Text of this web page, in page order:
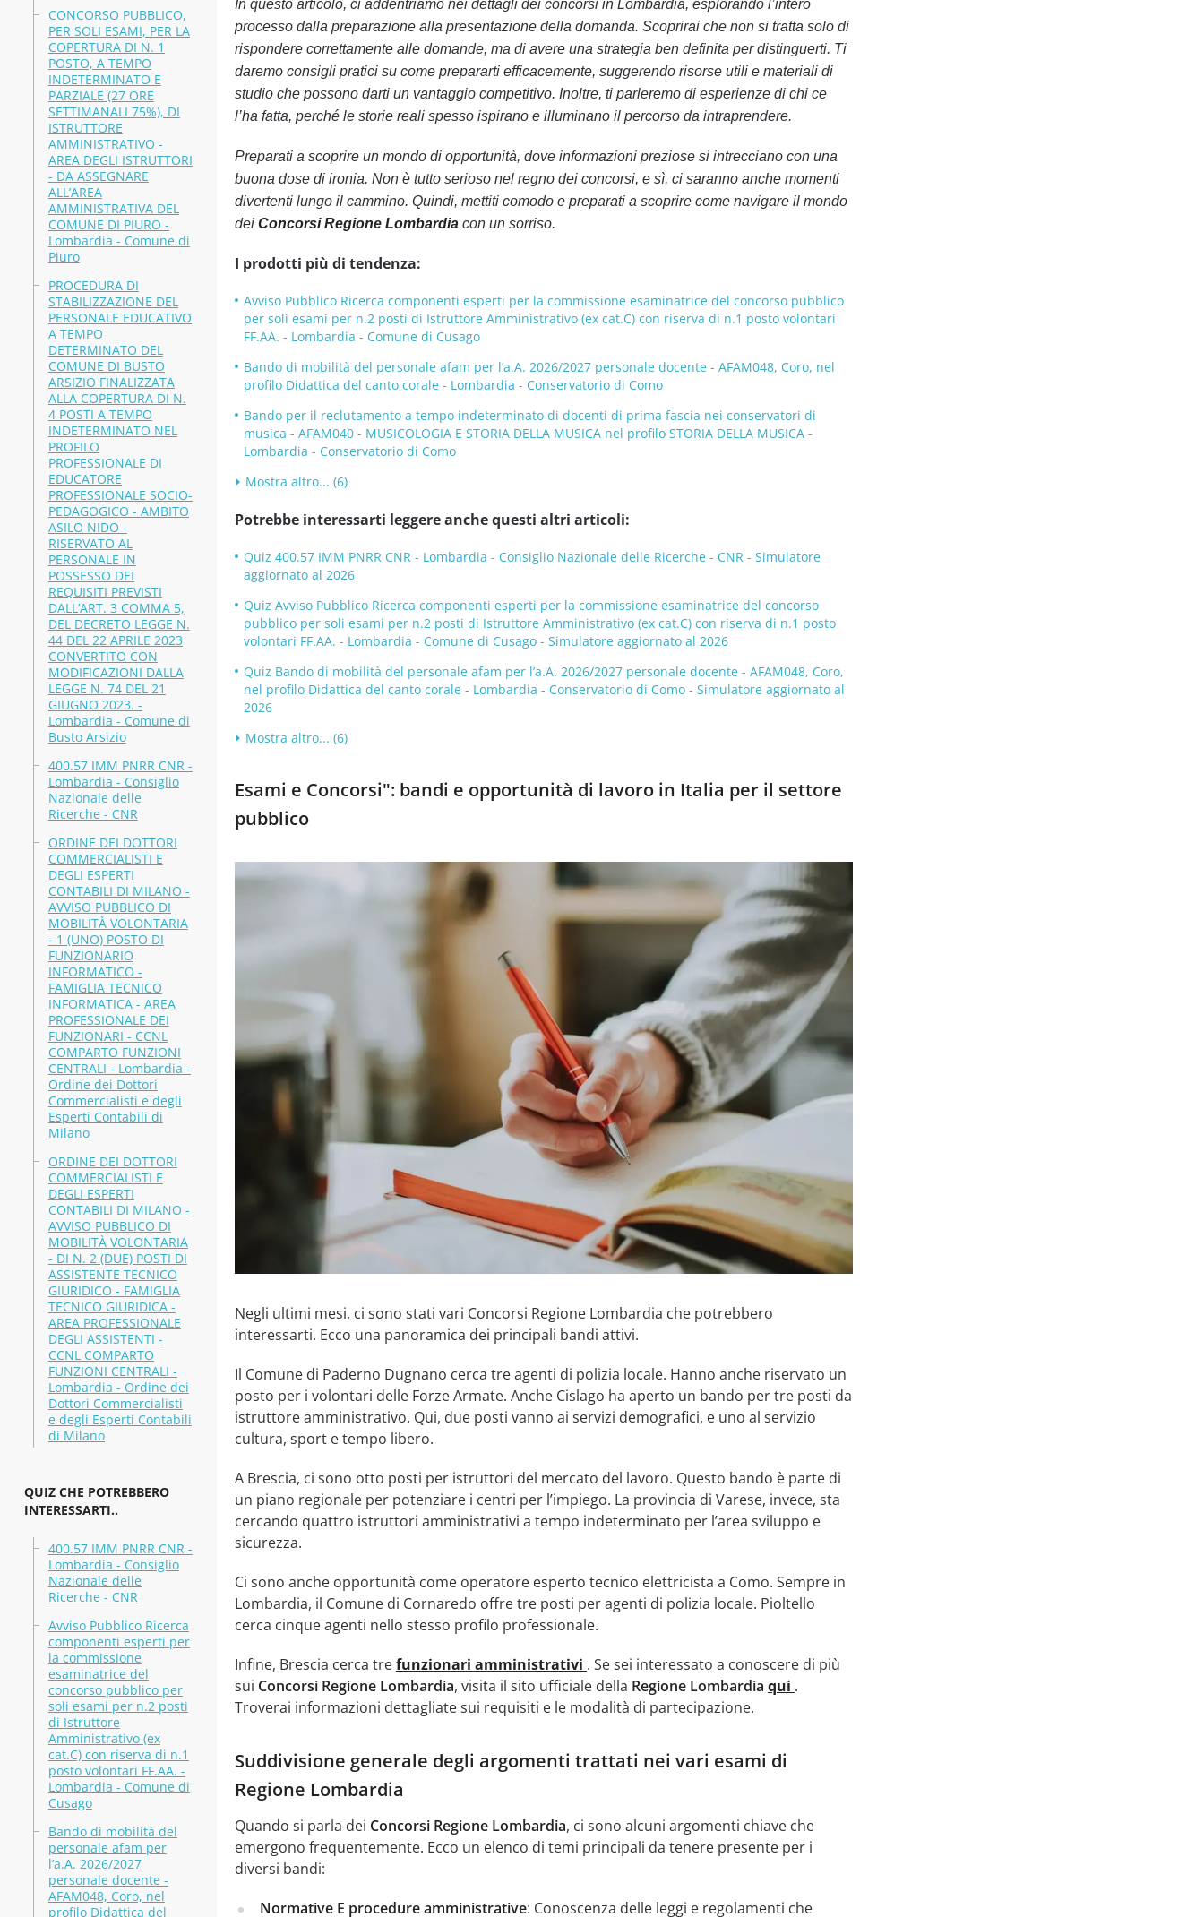
CONCORSO PUBBLICO,
PER SOLI ESAMI, PER LA
COPERTURA DI N. 1
POSTO, A TEMPO
INDETERMINATO E
PARZIALE (27 ORE
SETTIMANALI 75%), DI
ISTRUTTORE
AMMINISTRATIVO -
AREA DEGLI ISTRUTTORI
- DA ASSEGNARE
ALL’AREA
AMMINISTRATIVA DEL
COMUNE DI PIURO -
Lombardia - Comune di
Piuro
PROCEDURA DI
STABILIZZAZIONE DEL
PERSONALE EDUCATIVO
A TEMPO
DETERMINATO DEL
COMUNE DI BUSTO
ARSIZIO FINALIZZATA
ALLA COPERTURA DI N.
4 POSTI A TEMPO
INDETERMINATO NEL
PROFILO
PROFESSIONALE DI
EDUCATORE
PROFESSIONALE SOCIO-
PEDAGOGICO - AMBITO
ASILO NIDO -
RISERVATO AL
PERSONALE IN
POSSESSO DEI
REQUISITI PREVISTI
DALL’ART. 3 COMMA 5,
DEL DECRETO LEGGE N.
44 DEL 22 APRILE 2023
CONVERTITO CON
MODIFICAZIONI DALLA
LEGGE N. 74 DEL 21
GIUGNO 2023. -
Lombardia - Comune di
Busto Arsizio
400.57 IMM PNRR CNR -
Lombardia - Consiglio
Nazionale delle
Ricerche - CNR
ORDINE DEI DOTTORI
COMMERCIALISTI E
DEGLI ESPERTI
CONTABILI DI MILANO -
AVVISO PUBBLICO DI
MOBILITÀ VOLONTARIA
- 1 (UNO) POSTO DI
FUNZIONARIO
INFORMATICO -
FAMIGLIA TECNICO
INFORMATICA - AREA
PROFESSIONALE DEI
FUNZIONARI - CCNL
COMPARTO FUNZIONI
CENTRALI - Lombardia -
Ordine dei Dottori
Commercialisti e degli
Esperti Contabili di
Milano
ORDINE DEI DOTTORI
COMMERCIALISTI E
DEGLI ESPERTI
CONTABILI DI MILANO -
AVVISO PUBBLICO DI
MOBILITÀ VOLONTARIA
- DI N. 2 (DUE) POSTI DI
ASSISTENTE TECNICO
GIURIDICO - FAMIGLIA
TECNICO GIURIDICA -
AREA PROFESSIONALE
DEGLI ASSISTENTI -
CCNL COMPARTO
FUNZIONI CENTRALI -
Lombardia - Ordine dei
Dottori Commercialisti
e degli Esperti Contabili
di Milano
QUIZ CHE POTREBBERO
INTERESSARTI..
400.57 IMM PNRR CNR -
Lombardia - Consiglio
Nazionale delle
Ricerche - CNR
Avviso Pubblico Ricerca
componenti esperti per
la commissione
esaminatrice del
concorso pubblico per
soli esami per n.2 posti
di Istruttore
Amministrativo (ex
cat.C) con riserva di n.1
posto volontari FF.AA. -
Lombardia - Comune di
Cusago
Bando di mobilità del
personale afam per
l’a.A. 2026/2027
personale docente -
AFAM048, Coro, nel
profilo Didattica del
In questo articolo, ci addentriamo nei dettagli dei concorsi in Lombardia, esplorando l’intero
processo dalla preparazione alla presentazione della domanda. Scoprirai che non si tratta solo di
rispondere correttamente alle domande, ma di avere una strategia ben definita per distinguerti. Ti
daremo consigli pratici su come prepararti efficacemente, suggerendo risorse utili e materiali di
studio che possono darti un vantaggio competitivo. Inoltre, ti parleremo di esperienze di chi ce
l’ha fatta, perché le storie reali spesso ispirano e illuminano il percorso da intraprendere.
Preparati a scoprire un mondo di opportunità, dove informazioni preziose si intrecciano con una
buona dose di ironia. Non è tutto serioso nel regno dei concorsi, e sì, ci saranno anche momenti
divertenti lungo il cammino. Quindi, mettiti comodo e preparati a scoprire come navigare il mondo
dei Concorsi Regione Lombardiacon un sorriso.
I prodotti più di tendenza:
Avviso Pubblico Ricerca componenti esperti per la commissione esaminatrice del concorso pubblico
per soli esami per n.2 posti di Istruttore Amministrativo (ex cat.C) con riserva di n.1 posto volontari
FF.AA. - Lombardia - Comune di Cusago
Bando di mobilità del personale afam per l’a.A. 2026/2027 personale docente - AFAM048, Coro, nel
profilo Didattica del canto corale - Lombardia - Conservatorio di Como
Bando per il reclutamento a tempo indeterminato di docenti di prima fascia nei conservatori di
musica - AFAM040 - MUSICOLOGIA E STORIA DELLA MUSICA nel profilo STORIA DELLA MUSICA -
Lombardia - Conservatorio di Como
Mostra altro... (6)
Potrebbe interessarti leggere anche questi altri articoli:
Quiz 400.57 IMM PNRR CNR - Lombardia - Consiglio Nazionale delle Ricerche - CNR - Simulatore
aggiornato al 2026
Quiz Avviso Pubblico Ricerca componenti esperti per la commissione esaminatrice del concorso
pubblico per soli esami per n.2 posti di Istruttore Amministrativo (ex cat.C) con riserva di n.1 posto
volontari FF.AA. - Lombardia - Comune di Cusago - Simulatore aggiornato al 2026
Quiz Bando di mobilità del personale afam per l’a.A. 2026/2027 personale docente - AFAM048, Coro,
nel profilo Didattica del canto corale - Lombardia - Conservatorio di Como - Simulatore aggiornato al
2026
Mostra altro... (6)
Esami e Concorsi": bandi e opportunità di lavoro in Italia per il settore
pubblico
Negli ultimi mesi, ci sono stati vari Concorsi Regione Lombardia che potrebbero
interessarti. Ecco una panoramica dei principali bandi attivi.
Il Comune di Paderno Dugnano cerca tre agenti di polizia locale. Hanno anche riservato un
posto per i volontari delle Forze Armate. Anche Cislago ha aperto un bando per tre posti da
istruttore amministrativo. Qui, due posti vanno ai servizi demografici, e uno al servizio
cultura, sport e tempo libero.
A Brescia, ci sono otto posti per istruttori del mercato del lavoro. Questo bando è parte di
un piano regionale per potenziare i centri per l’impiego. La provincia di Varese, invece, sta
cercando quattro istruttori amministrativi a tempo indeterminato per l’area sviluppo e
sicurezza.
Ci sono anche opportunità come operatore esperto tecnico elettricista a Como. Sempre in
Lombardia, il Comune di Cornaredo offre tre posti per agenti di polizia locale. Pioltello
cerca cinque agenti nello stesso profilo professionale.
Infine, Brescia cerca trefunzionari amministrativi . Se sei interessato a conoscere di più
sui Concorsi Regione Lombardia, visita il sito ufficiale della Regione Lombardia qui .
Troverai informazioni dettagliate sui requisiti e le modalità di partecipazione.
Suddivisione generale degli argomenti trattati nei vari esami di
Regione Lombardia
Quando si parla dei Concorsi Regione Lombardia, ci sono alcuni argomenti chiave che
emergono frequentemente. Ecco un elenco di temi principali da tenere presente per i
diversi bandi:
Normative E procedure amministrative: Conoscenza delle leggi e regolamenti che